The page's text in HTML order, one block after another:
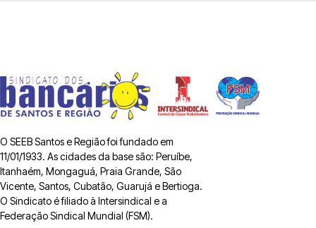
O SEEB Santos e Região foi fundado em
11/01/1933. As cidades da base são: Peruíbe,
Itanhaém, Mongaguá, Praia Grande, São
Vicente, Santos, Cubatão, Guarujá e Bertioga.
O Sindicato é filiado à Intersindical e a
Federação Sindical Mundial (FSM).